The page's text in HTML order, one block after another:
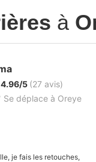
à
4.96/5 (27 avis)
Se déplace à Oreye
je fais les retouches,